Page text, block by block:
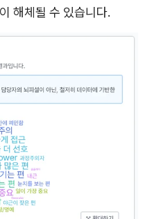
해체될 수 있습니다.